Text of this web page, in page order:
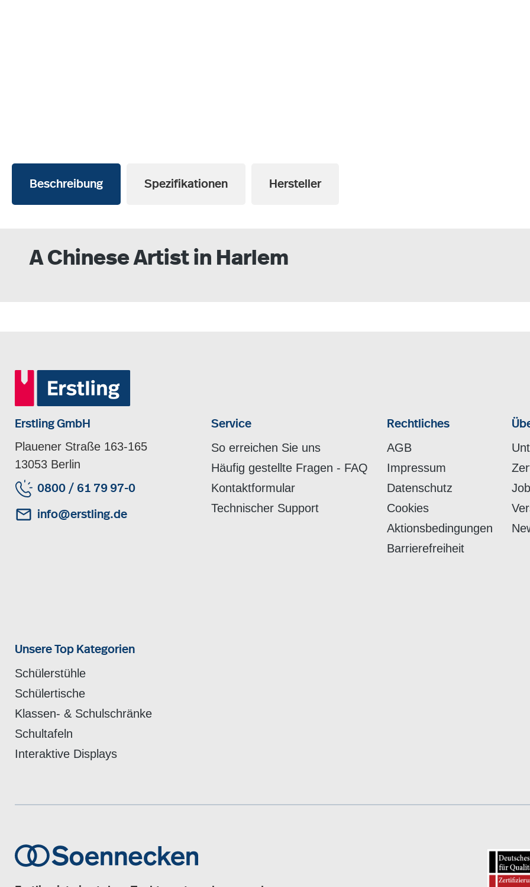
Beschreibung Spezifikationen Hersteller
A Chinese Artist in Harlem
Erstling GmbH
Plauener Straße 163-165
13053 Berlin
0800 / 61 79 97-0
info@erstling.de
Service
So erreichen Sie uns
Häufig gestellte Fragen - FAQ
Kontaktformular
Technischer Support
Rechtliches
AGB
Impressum
Datenschutz
Cookies
Aktionsbedingungen
Barrierefreiheit
Unsere Top Kategorien
Schülerstühle
Schülertische
Klassen- & Schulschränke
Schultafeln
Interaktive Displays